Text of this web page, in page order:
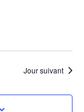
Jour suivant